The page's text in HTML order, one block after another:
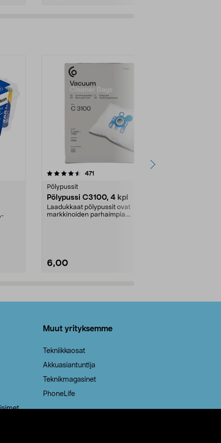
471
Pölypussit
Pölypussi C3100, 4 kpl
Laadukkaat pölypussit ovat
markkinoiden parhaimpia.
6,00
4.5viidestä
Muut yrityksemme
Tekniikkaosat
Akkuasiantuntija
Teknikmagasinet
PhoneLife